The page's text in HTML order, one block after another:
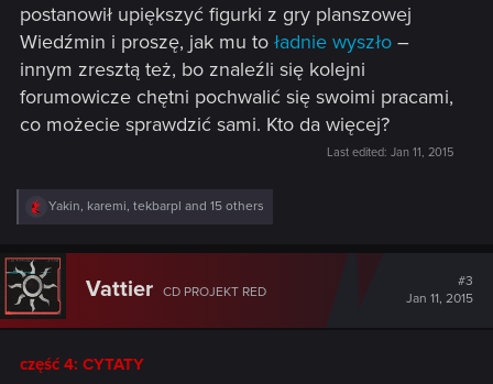
postanowił upiększyć figurki z gry planszowej
Wiedźmin i proszę, jak mu to ładnie wyszło –
innym zresztą też, bo znaleźli się kolejni
forumowicze chętni pochwalić się swoimi pracami,
co możecie sprawdzić sami. Kto da więcej?
Last edited: Jan 11, 2015
R
e
c
t
i
o
n
:
Yakin, karemi, tekbarpl and 15 others
Vattier CD PROJEKT RED
#3
Jan 11, 2015
część 4: CYTATY